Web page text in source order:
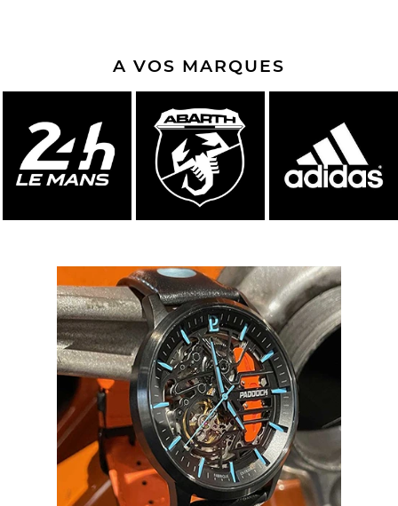
A VOS MARQUES